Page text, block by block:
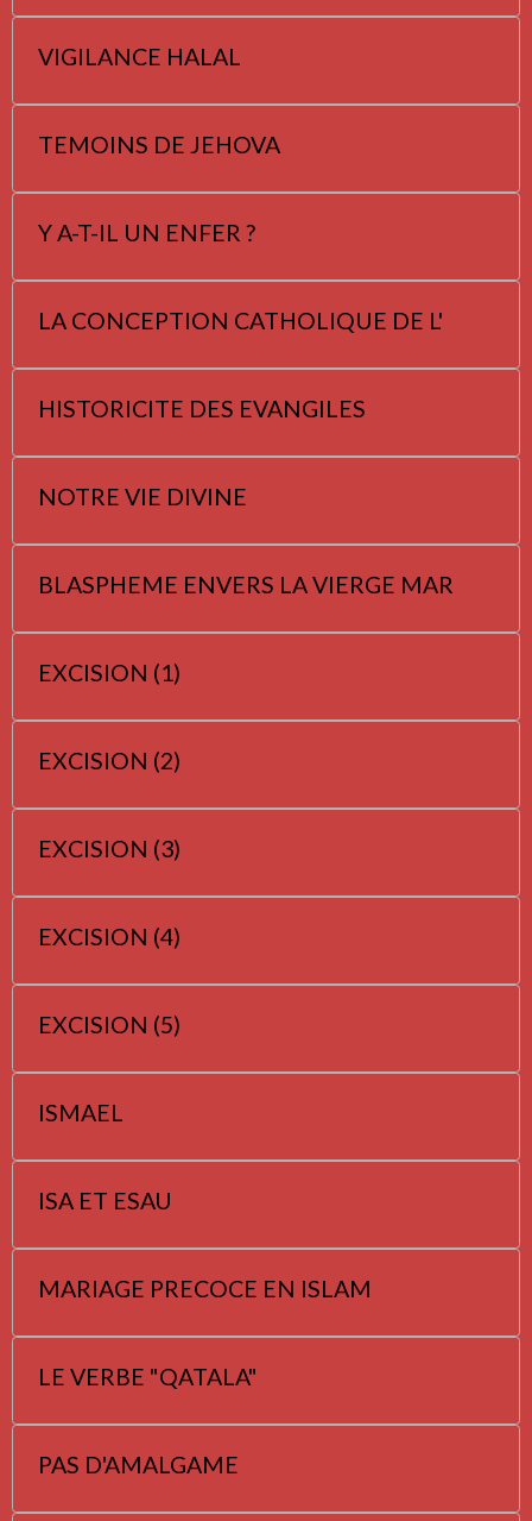
VIGILANCE HALAL
TEMOINS DE JEHOVA
Y A-T-IL UN ENFER ?
LA CONCEPTION CATHOLIQUE DE L'
HISTORICITE DES EVANGILES
NOTRE VIE DIVINE
BLASPHEME ENVERS LA VIERGE MAR
EXCISION (1)
EXCISION (2)
EXCISION (3)
EXCISION (4)
EXCISION (5)
ISMAEL
ISA ET ESAU
MARIAGE PRECOCE EN ISLAM
LE VERBE "QATALA"
PAS D'AMALGAME